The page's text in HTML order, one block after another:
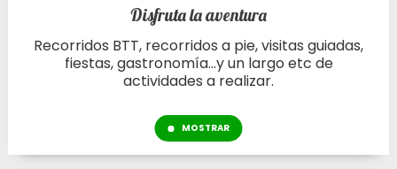
Disfruta la aventura
Recorridos BTT, recorridos a pie, visitas guiadas,
fiestas, gastronomía...y un largo etc de
actividades a realizar.
MOSTRAR